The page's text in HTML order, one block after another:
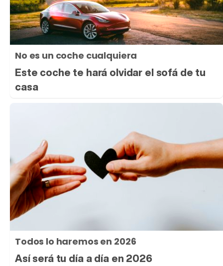
No es un coche cualquiera
Este coche te hará olvidar el sofá de tu
casa
Todos lo haremos en 2026
Así será tu día a día en 2026